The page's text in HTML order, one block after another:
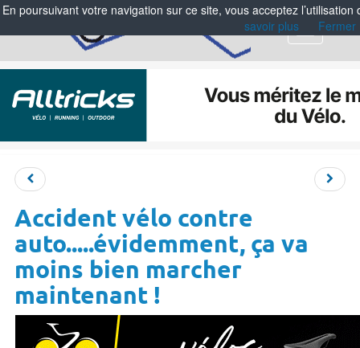
Menu
Accident vélo contre
auto.....évidemment, ça va
moins bien marcher
maintenant !
En poursuivant votre navigation sur ce site, vous acceptez
savoir plus
Fermer